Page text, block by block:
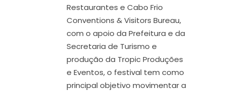
Restaurantes e Cabo Frio
Conventions & Visitors Bureau,
com o apoio da Prefeitura e da
Secretaria de Turismo e
produção da Tropic Produções
e Eventos, o festival tem como
principal objetivo movimentar a